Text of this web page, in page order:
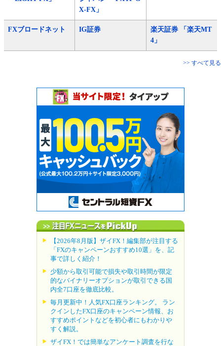
X-FX」
FXブロードネット IG証券
楽天証券 「楽天MT
4」
>> すべて見る
【2026年8月版】ザイFX！編集部が注目する
「FXのキャンペーンおすすめ10選」を、記
事で詳しく紹介！
少額から取引可能で損失や取引時間が限定
的なバイナリーオプションが取引できる国
内全7口座を徹底比較。
毎月更新中！人気FX口座ランキング。 ラン
クインしたFX口座のキャンペーン情報、お
すすめポイントなどを初心者にもわかりや
すく解説。
ザイFX！では簡単なアンケート調査を行な